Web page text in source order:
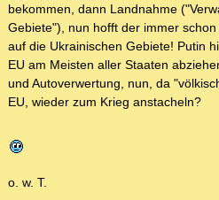
bekommen, dann Landnahme
Gebiete"), nun hofft der immer
auf die Ukrainischen Gebiete! Putin
EU am Meisten aller Staaten
und Autoverwertung, nun, da
EU, wieder zum Krieg anstacheln?
o. w. T.